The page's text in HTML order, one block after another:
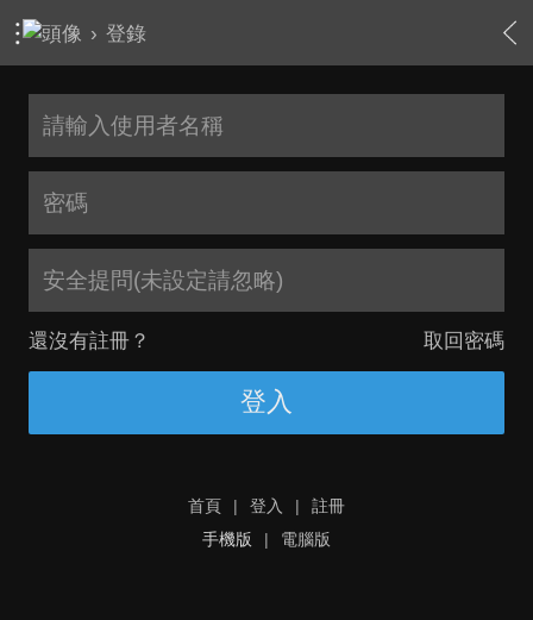
› 登錄
安全提問(未設定請忽略)
還沒有註冊？ 取回密碼
登入
首頁 | 登入 |
註冊
手機版
| 電腦版